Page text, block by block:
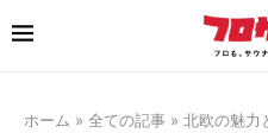
ホーム » 全ての記事 » 北欧の魅力